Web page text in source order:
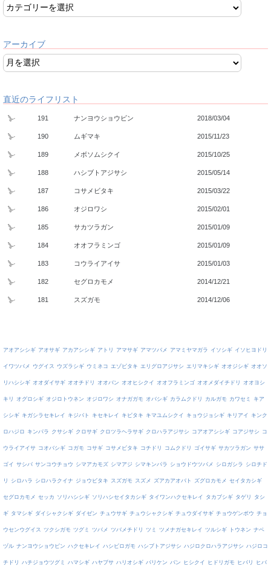
アーカイブ
直近のライフリスト
191 ナンヨウショウビン 2018/03/04
190 ムギマキ 2015/11/23
189 メボソムシクイ 2015/10/25
188 ハシブトアジサシ 2015/05/14
187 コサメビタキ 2015/03/22
186 オジロワシ 2015/02/01
185 サカツラガン 2015/01/09
184 オオフラミンゴ 2015/01/09
183 コウライアイサ 2015/01/03
182 セグロカモメ 2014/12/21
181 スズガモ 2014/12/06
アオアシシギ アオサギ アカアシシギ アトリ アマサギ アマツバメ アマミヤマガラ イソシギ イソヒヨドリ
イワツバメ ウグイス ウズラシギ ウミネコ エゾビタキ エリグロアジサシ エリマキシギ オオジシギ オオソ
リハシシギ オオダイサギ オオチドリ オオバン オオヒシクイ オオフラミンゴ オオメダイチドリ オオヨシ
キリ オグロシギ オジロトウネン オジロワシ オナガガモ オバシギ カラムクドリ カルガモ カワセミ キア
シシギ キガシラセキレイ キジバト キセキレイ キビタキ キマユムシクイ キョウジョシギ キリアイ キンク
ロハジロ キンパラ クサシギ クロサギ クロツラヘラサギ クロハラアジサシ コアオアシシギ コアジサシ コ
ウライアイサ コオバシギ コガモ コサギ コサメビタキ コチドリ コムクドリ ゴイサギ サカツラガン ササ
ゴイ サシバ サンコウチョウ シマアカモズ シマアジ シマキンパラ ショウドウツバメ シロガシラ シロチド
リ シロハラ シロハラクイナ ジョウビタキ スズガモ スズメ ズアカアオバト ズグロカモメ セイタカシギ
セグロカモメ セッカ ソリハシシギ ソリハシセイタカシギ タイワンハクセキレイ タカブシギ タゲリ タシ
ギ タマシギ ダイシャクシギ ダイゼン チュウサギ チュウシャクシギ チュウダイサギ チョウゲンボウ チョ
ウセンウグイス ツクシガモ ツグミ ツバメ ツバメチドリ ツミ ツメナガセキレイ ツルシギ トウネン ナベ
ヅル ナンヨウショウビン ハクセキレイ ハシビロガモ ハシブトアジサシ ハジロクロハラアジサシ ハジロコ
チドリ ハチジョウツグミ ハマシギ ハヤブサ ハリオシギ バリケン バン ヒシクイ ヒドリガモ ヒバリ ヒバ